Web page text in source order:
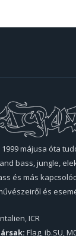
májusa óta
bass, jungle,
és más
és
ICR
Flag, ib.SU,